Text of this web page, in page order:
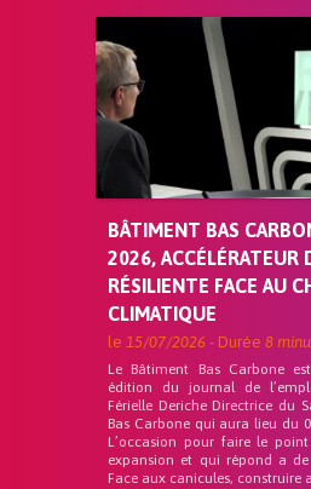
BÂTIMENT BAS
2026, ACCÉLÉRATEUR
RÉSILIENTE FACE AU
CLIMATIQUE
le 15/07/2026 - Durée 8
Le Bâtiment Bas Carbone
édition du journal de
Férielle Deriche Directrice du
Bas Carbone qui aura lieu du
L’occasion pour faire le
expansion et qui répond a
Face aux canicules, construire